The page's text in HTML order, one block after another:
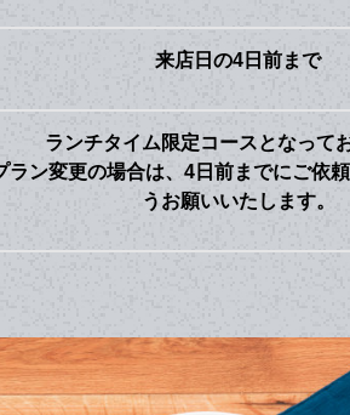
来店日の4日前まで
ランチタイム限定コースとなって
ラン変更の場合は、4日前までにご依
うお願いいたします。